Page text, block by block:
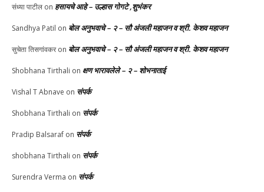
संध्या पाटील on हसायचे आहे – उल्हास गोगटे ,शुभंकर
Sandhya Patil on बोल अनुभवाचे – २ – सौ अंजली महाजन व श्री. केशव महाजन
सुचेता तिसगांवकरon बोल अनुभवाचे – २ – सौ अंजली महाजन व श्री. केशव महाजन
Shobhana Tirthali on क्षण भारावलेले – २ – शोभनाताई
Vishal T Abnave on संपर्क
Shobhana Tirthali on संपर्क
Pradip Balsaraf on संपर्क
shobhana Tirthali on संपर्क
Surendra Verma on संपर्क